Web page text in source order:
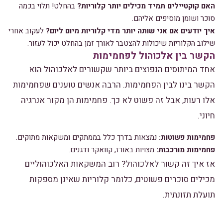
האם קוקטיילים תמיד מכילים יותר קלוריות? בהחלט! תלוי בכמה
סוכר ושומן מוסיפים אליהם.
איך יודעים אם אני שותה יותר מדי קלוריות מיום ליום? לעקוב אחרי
שילוב הקלוריות שיכולות להצטבר לאורך זמן בהחלט יכול לעזור.
הקשר בין אלכוהול לפחמימות
אחד המיתוסים הנפוצים ביותר שקשורים לאלכוהול הוא
הקשר בינו לבין הפחמימות. הרבה אנשים טוענים שפחמימות
אלו רעות, אבל זה פשוט לא כך. פחמימות הן מקור אנרגיה
חיוני.
פחמימות פשוטות: נמצאות בדרך כלל בממתקים ומשקאות מתוקים.
פחמימות מורכבות: מצויות באורז, קוואקר ודגנים.
אז איך זה קשור לאלכוהול? רוב המשקאות האלכוהוליים
מכילים סוכרים פשוטים, כלומר קלוריות שאינן מספקות
תועלת תזונתית.